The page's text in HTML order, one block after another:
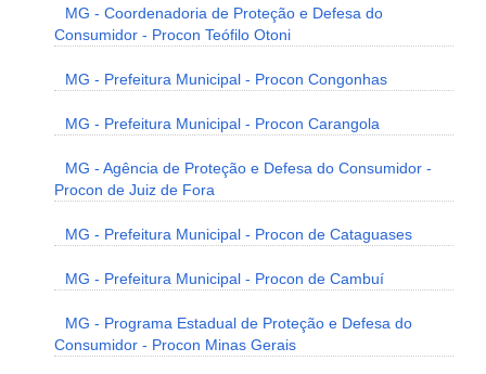
MG - Coordenadoria de Proteção e Defesa do
Consumidor - Procon Teófilo Otoni
MG - Prefeitura Municipal - Procon Congonhas
MG - Prefeitura Municipal - Procon Carangola
MG - Agência de Proteção e Defesa do Consumidor -
Procon de Juiz de Fora
MG - Prefeitura Municipal - Procon de Cataguases
MG - Prefeitura Municipal - Procon de Cambuí
MG - Programa Estadual de Proteção e Defesa do
Consumidor - Procon Minas Gerais